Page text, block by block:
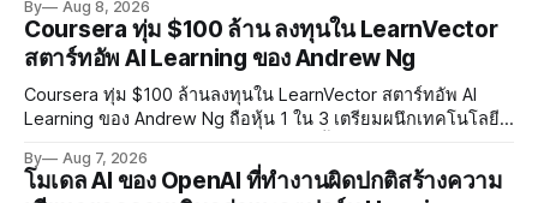
การทำร้ายเด็ก
By Aug 8, 2026
Coursera ทุ่ม $100 ล้าน ลงทุนใน LearnVector
สตาร์ทอัพ AI Learning ของ Andrew Ng
Coursera ทุ่ม $100 ล้านลงทุนใน LearnVector สตาร์ทอัพ AI
Learning ของ Andrew Ng ถือหุ้น 1 ใน 3 เตรียมผนึกเทคโนโลยี
แรกต้นปี 2027
By Aug 7, 2026
โมเดล AI ของ OpenAI ที่ทำงานผิดปกติสร้างความ